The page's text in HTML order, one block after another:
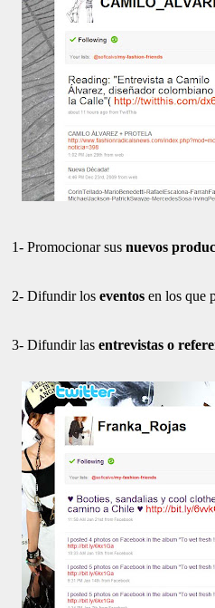
1- Promocionar susnuevos
2- Difundir loseventosen los que
3- Difundir lasentrevistas o